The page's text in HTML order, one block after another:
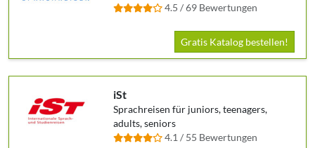
4.5 / 69 Bewertungen
Gratis Katalog bestellen!
iSt
Sprachreisen für juniors, teenagers,
adults, seniors
4.1 / 55 Bewertungen